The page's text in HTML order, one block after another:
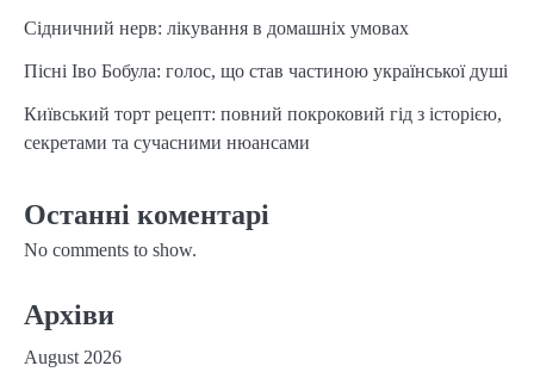
Сідничний нерв: лікування в домашніх умовах
Пісні Іво Бобула: голос, що став частиною української душі
Київський торт рецепт: повний покроковий гід з історією,
секретами та сучасними нюансами
Останні коментарі
No comments to show.
Архіви
August 2026